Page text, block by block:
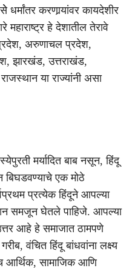
धर्मांतर करणार्‍यांवर कायदेशीर
महाराष्ट्र हे देशातील तेरावे
अरुणाचल प्रदेश,
झारखंड, उत्तराखंड,
या राज्यांनी असा
मर्यादित बाब नसून, हिंदू
एक मोठे
प्रत्येक हिंदूने आपल्या
समजून घेतले पाहिजे. आपल्या
आहे हे समाजात ठामपणे
वंचित हिंदू बांधवांना लक्ष्य
आर्थिक, सामाजिक आणि